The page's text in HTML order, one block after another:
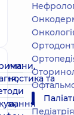
та
Педіатрія